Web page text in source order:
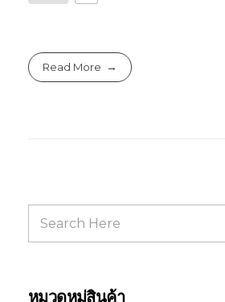
Read More
หมวดหมู่สินค้า